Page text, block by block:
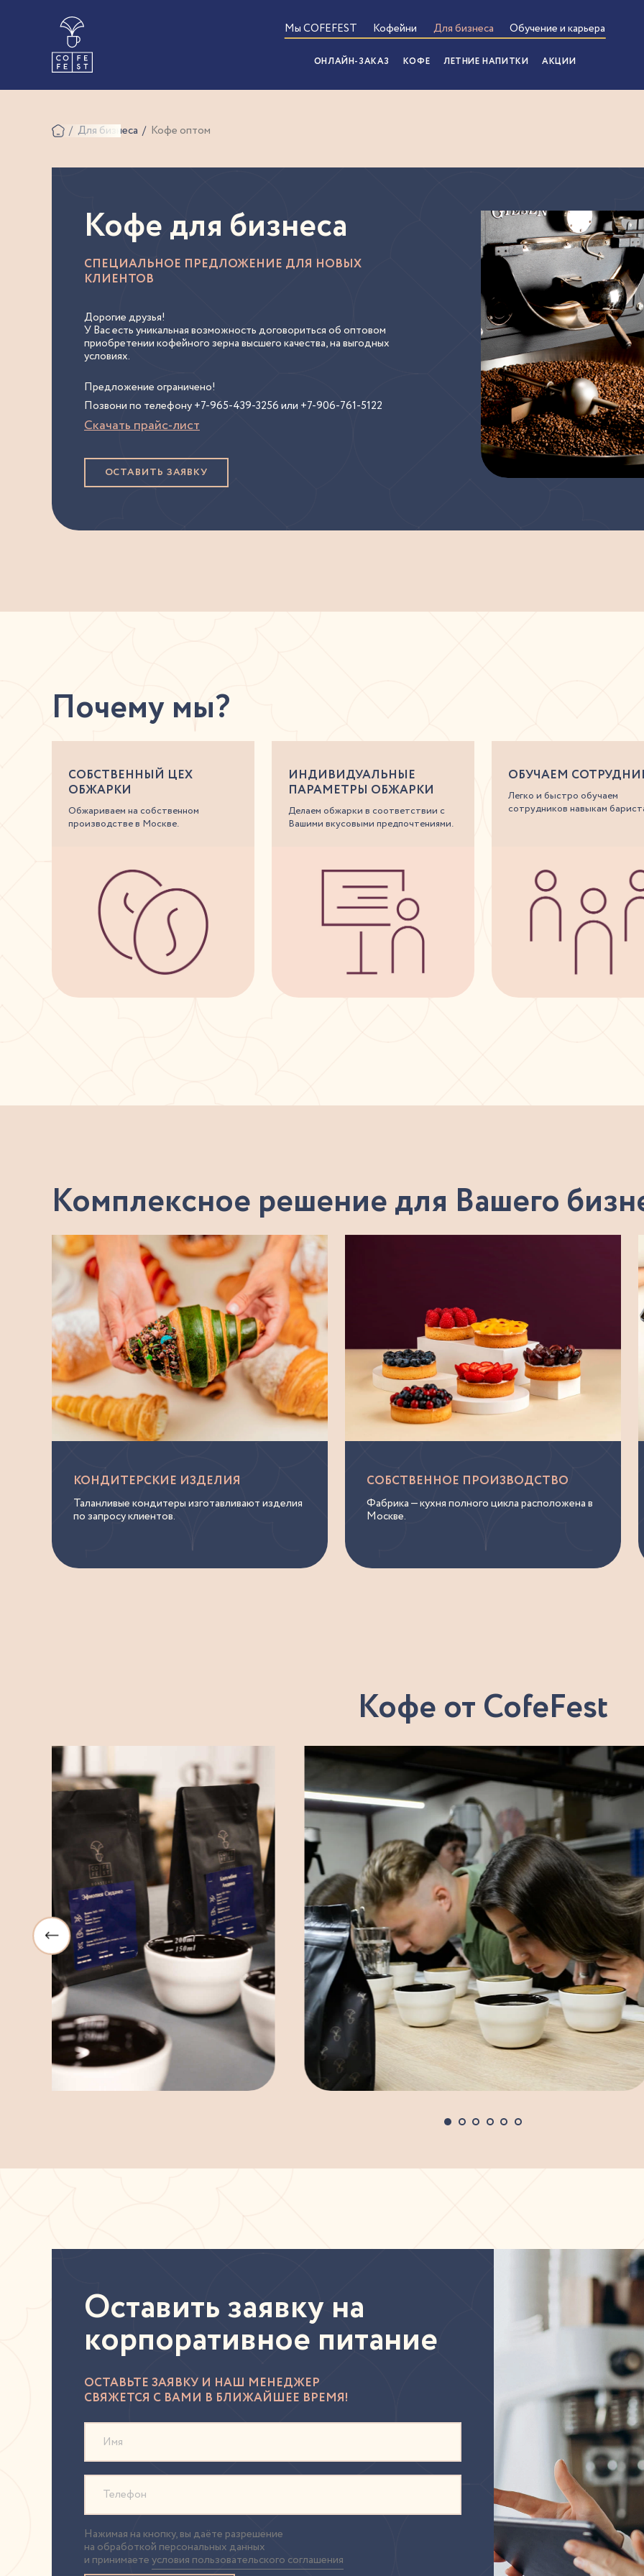
Мы COFEFEST Кофейни Для бизнеса Обучение и карьера
ОНЛАЙН-ЗАКАЗ КОФЕ ЛЕТНИЕ НАПИТКИ АКЦИИ
Для бизнеса Кофе оптом
Кофе для бизнеса
СПЕЦИАЛЬНОЕ ПРЕДЛОЖЕНИЕ ДЛЯ НОВЫХ
КЛИЕНТОВ
Дорогие друзья!
У Вас есть уникальная возможность договориться об оптовом
приобретении кофейного зерна высшего качества, на выгодных
условиях.
Предложение ограничено!
Позвони по телефону+7-965-439-3256 или +7-906-761-5122
Скачать прайс-лист
ОСТАВИТЬ ЗАЯВКУ
Почему мы?
СОБСТВЕННЫЙ ЦЕХ
ОБЖАРКИ
Обжариваем на собственном
производстве в Москве.
ИНДИВИДУАЛЬНЫЕ
ПАРАМЕТРЫ ОБЖАРКИ
Делаем обжарки в соответствии с
Вашими вкусовыми предпочтениями.
ОБУЧАЕМ
Легко и быстро обучаем
сотрудников навыкам
Комплексное решение для Вашего
КОНДИТЕРСКИЕ ИЗДЕЛИЯ
Таланливые кондитеры изготавливают изделия
по запросу клиентов.
СОБСТВЕННОЕ ПРОИЗВОДСТВО
Фабрика — кухня полного цикла расположена в
Москве.
Кофе от CofeFest
Оставить заявку на
корпоративное питание
ОСТАВЬТЕ ЗАЯВКУ И НАШ МЕНЕДЖЕР
СВЯЖЕТСЯ С ВАМИ В БЛИЖАЙШЕЕ ВРЕМЯ!
Имя
Телефон
Нажимая на кнопку, вы даёте разрешение
на обработкой персональных данных
и принимаетеусловия пользовательского соглашения